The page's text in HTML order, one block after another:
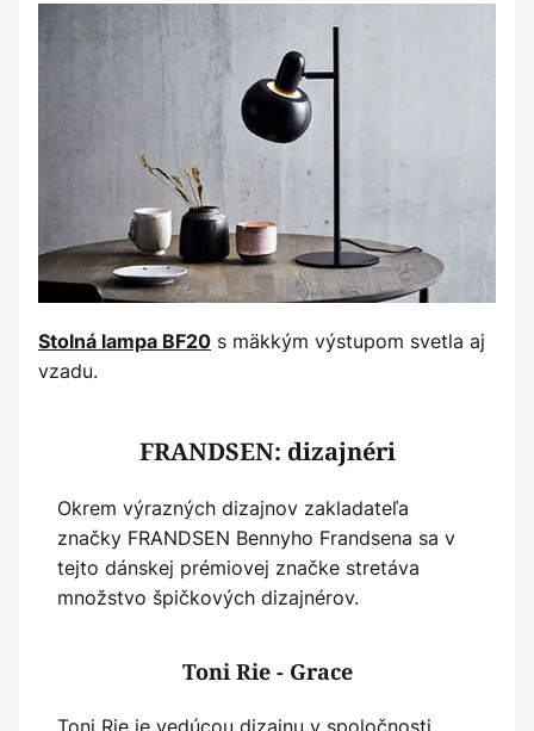
Stolná lampa BF20 s mäkkým výstupom svetla aj
vzadu.
FRANDSEN: dizajnéri
Okrem výrazných dizajnov zakladateľa
značky FRANDSEN Bennyho Frandsena sa v
tejto dánskej prémiovej značke stretáva
množstvo špičkových dizajnérov.
Toni Rie - Grace